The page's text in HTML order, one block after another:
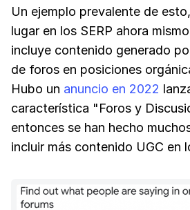
Un ejemplo prevalente de
lugar en los SERP ahora
incluye contenido generado
de foros en posiciones
Hubo un anuncio en 2022
característica "Foros y
entonces se han hecho
incluir más contenido UGC en